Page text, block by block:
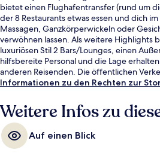
bietet einen Flughafentransfer (rund um
der 8 Restaurants etwas essen und dich
Massagen, Ganzkörperwickeln oder
verwöhnen lassen. Als weitere Highlights
luxuriösen Stil 2 Bars/Lounges, einen
hilfsbereite Personal und die Lage
anderen Reisenden. Die öffentlichen
kurzen Fußmarsch entfernt: Zur U-Bahn-
Informationen zu den Rechten zur
Weitere Infos zu
Auf einen Blick